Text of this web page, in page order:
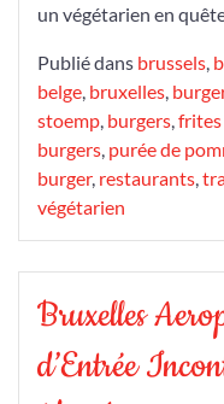
un végétarien en
Publié dans brussels,
belge, bruxelles,
stoemp, burgers,frites
burgers, purée de
burger, restaurants,
végétarien
Bruxelles
d’Entrée